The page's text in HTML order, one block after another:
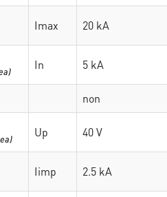
Imax 20 kA
In 5 kA
non
Up 40 V
Iimp 2.5 kA